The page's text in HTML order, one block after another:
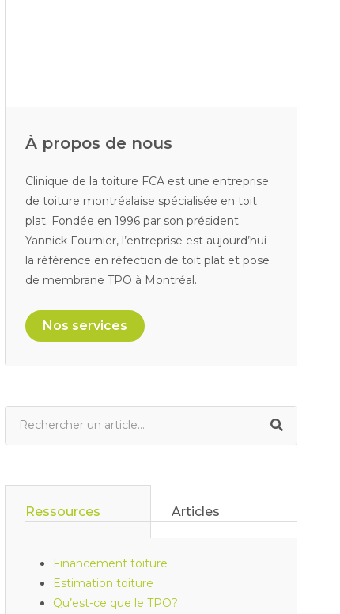
À propos de nous
Clinique de la toiture FCA est une entreprise
de toiture montréalaise spécialisée en toit
plat. Fondée en 1996 par son président
Yannick Fournier, l’entreprise est aujourd’hui
la référence en réfection de toit plat et pose
de membrane TPO à Montréal.
Nos services
Ressources Articles
Financement toiture
Estimation toiture
Qu’est-ce que le TPO?